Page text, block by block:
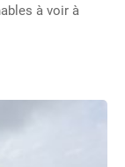
à voir à